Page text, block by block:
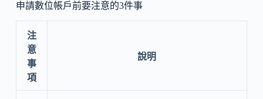
申請數位帳戶前要注意的3件事
注
意
事
項
說明